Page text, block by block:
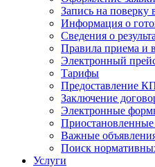
Запись на поверку
Информация о
Сведения о
Правила приема и
Электронный
Тарифы
Предоставление
Заключение
Электронные
Приостановленные
Важные
Поиск
Услуги